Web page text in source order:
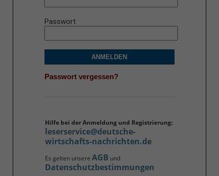
Passwort
ANMELDEN
Passwort vergessen?
Hilfe bei der Anmeldung und Registrierung:
leserservice@deutsche-
wirtschafts-nachrichten.de
Es gelten unsere AGB und
Datenschutzbestimmungen